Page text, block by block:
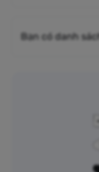
Bạn có danh